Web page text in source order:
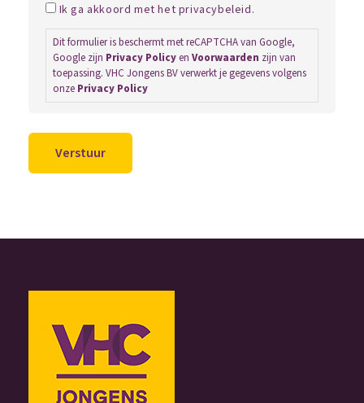
Ik ga akkoord met het privacybeleid.
Dit formulier is beschermt met reCAPTCHA van Google,
Google zijn Privacy Policyen Voorwaarden zijn van
toepassing. VHC Jongens BV verwerkt je gegevens volgens
onze Privacy Policy